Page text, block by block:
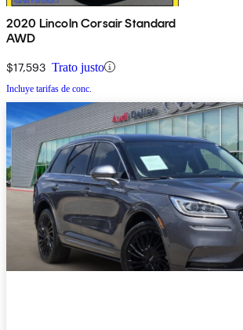
2020 Lincoln Corsair Standard
AWD
$17,593 Trato justo
Incluye tarifas de conc.